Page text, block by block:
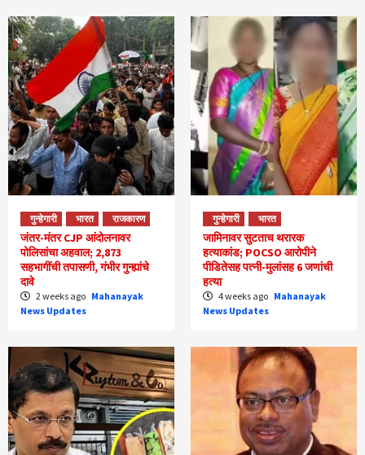
गुन्हेगारी भारत राजकारण
जंतर-मंतर CJP आंदोलनावर
पोलिसांचा अहवाल; 2,873
सहभागींची तपासणी, गंभीर गुन्ह्यांचे
दावे
2 weeks ago Mahanayak
News Updates
गुन्हेगारी भारत
जामिनावर सुटताच थरारक
हत्याकांड; POCSO आरोपीने
पीडितेसह पत्नी-मुलांसह 6 जणांची
हत्या
4 weeks ago Mahanayak
News Updates